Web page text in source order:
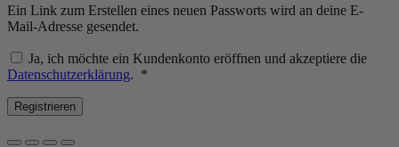
Ein Link zum Erstellen eines neuen Passworts wird an deine E-
Mail-Adresse gesendet.
Ja, ich möchte ein Kundenkonto eröffnen und akzeptiere die
Datenschutzerklärung. *
Registrieren